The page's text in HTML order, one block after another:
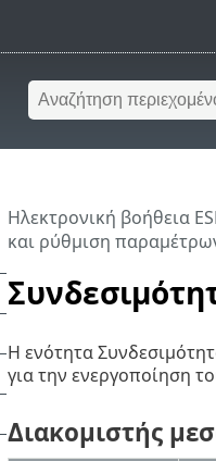
Ηλεκτρονική βοήθεια
και ρύθμιση
Η ενότητα
για την ενεργοποίηση
Διακομιστής